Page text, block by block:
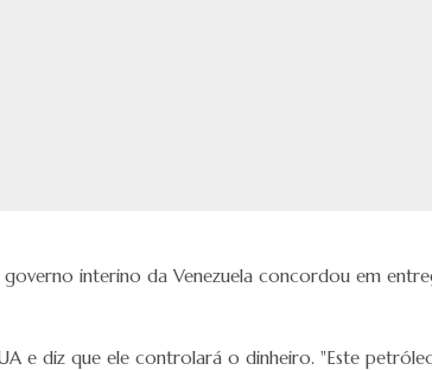
interino da Venezuela concordou em
e diz que ele controlará o dinheiro. "Este